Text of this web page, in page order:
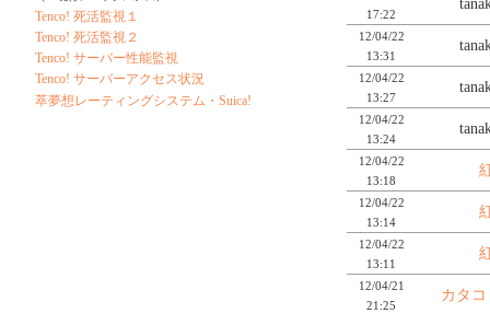
17:22
12/04/22
13:31
12/04/22
13:27
12/04/22
13:24
12/04/22
13:18
12/04/22
13:14
12/04/22
13:11
12/04/21
21:25
カタ
Tenco! 死活監視１
Tenco! 死活監視２
Tenco! サーバー性能監視
Tenco! サーバーアクセス状況
萃夢想レーティングシステム・Suica!